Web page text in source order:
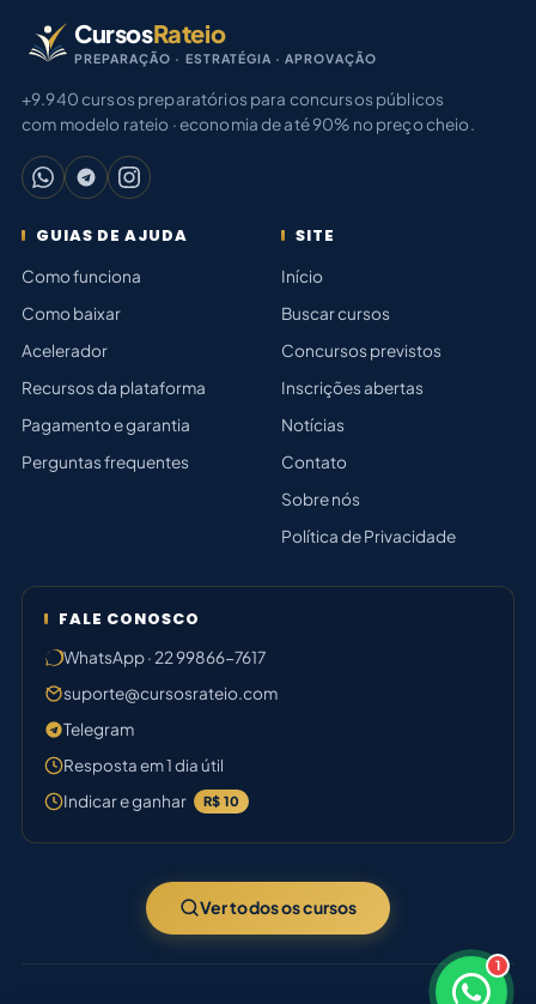
× 1
CursosRateio
PREPARAÇÃO · ESTRATÉGIA · APROVAÇÃO
+9.940 cursos preparatórios para concursos públicos
com modelo rateio · economia de até 90% no preço cheio.
GUIAS DE AJUDA
Como funciona
Como baixar
Acelerador
Recursos da plataforma
Pagamento e garantia
Perguntas frequentes
SITE
Início
Buscar cursos
Concursos previstos
Inscrições abertas
Notícias
Contato
Sobre nós
Política de Privacidade
FALE CONOSCO
WhatsApp · 22 99866-7617
suporte@cursosrateio.com
Telegram
Resposta em 1 dia útil
Indicar e ganhar
R$ 10
Ver todos os cursos